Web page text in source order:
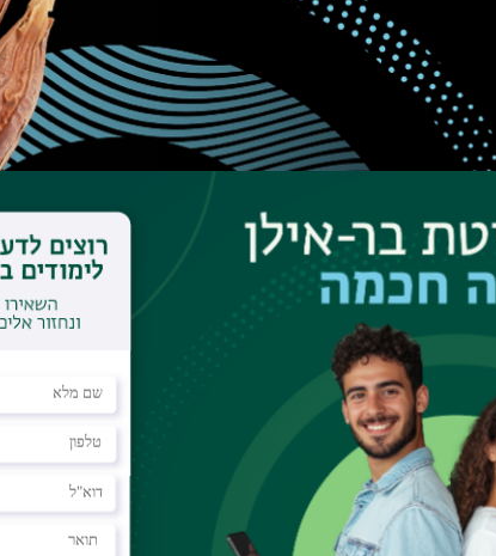
הרצאה חגיגית לציון 20 שנה לאוסף הלאומי, ופרסום מחקרם של אנשי האוסף בכתב העת היוקרתי Nature
אהוד ויס, ראש המעבדה לבוטניקה ארכיאולוגית ואוצר אוסף
שעורה נתפסת היום כדגן פשוט יותר מחיטה, אף שהיא מרכיב
חשיבותם החברתית. בהרצאתו בכנס יעסוק במקור השעורה, איך,
בסיסי ולמקור למגוון של מאכלים מנחמים בתרבויות רבות.